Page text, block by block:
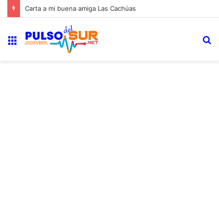
Carta a mi buena amiga Las Cachúas
Menú